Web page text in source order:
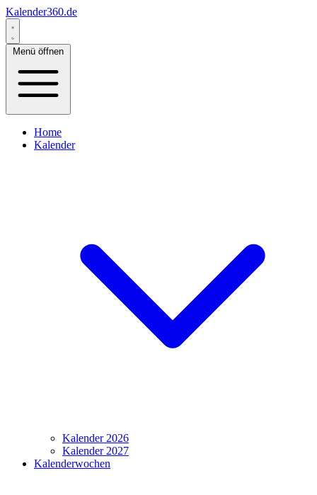
Kalender360.de
Menü öffnen
Home
Kalender
Kalender 2026
Kalender 2027
Kalenderwochen